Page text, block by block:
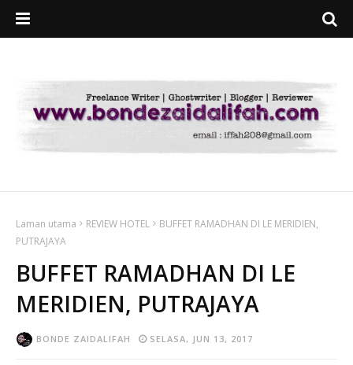
Laman utama REVIEW HOTEL
BUFFET RAMADHAN DI LE MERIDIEN,
PUTRAJAYA
BUFFET RAMADHAN DI LE
MERIDIEN, PUTRAJAYA
BONDE ZAIDALIFAH SELASA, JUN 13, 2017